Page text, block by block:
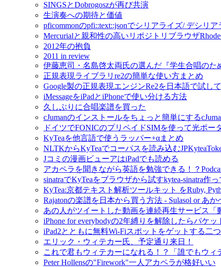
SINGSとDobrogoszが再び共演
生演奏への期待と価値
pficommonのpfi::text::jsonでシリアライズ/ デシリ
Mercurialと親和性の高いリポジトリブラウザ
2012年の抱負
2011 in review
伊藤恵司・名島啓太両氏の選んだ『学生合唱の
正規表現ライブラリre2の簡単な使い方まとめ
Google製の正規表現エンジンRe2を日本語で試し
iMessageをiPadとiPhoneで使い分ける方法
久しぶりに合唱楽譜を買った
cJumanのインストールをちょっと簡単にする
ドイツでFONICのプリペイドSIMを使って光ポー
KyTeaを他言語で使うラッパー+αまとめ
NLTKからKyTeaでコーパスを読み込む
Jコミの漫画ビューアはiPadでも読める
アカペラを聞きながら英語を勉強できる！？
sinatraでKyTeaをブラウザから試すkytea-sinatra作
KyTea:京都テキスト解析ツールキット をRuby,
Rajatonの楽譜を日本から買う方法 - Sulasol or あ
あの人がツイートした動画を連続再生サービス
iPhone for everybodyの2年縛りを解除したらパケ
iPad2とともに無料Wi-Fiスポットをゲットする二
エリック・ウィテカー氏、予定通り来日！
これで君もウィテカーになれる！？「誰でもウィ
Peter Hollensの"Firework"一人アカペラが格好いい